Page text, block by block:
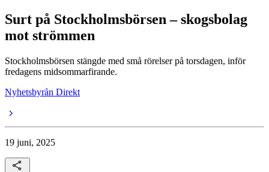
Surt på Stockholmsbörsen – skogsbolag
mot strömmen
Stockholmsbörsen stängde med små rörelser på torsdagen, inför
fredagens midsommarfirande.
Nyhetsbyrån Direkt
19 juni, 2025